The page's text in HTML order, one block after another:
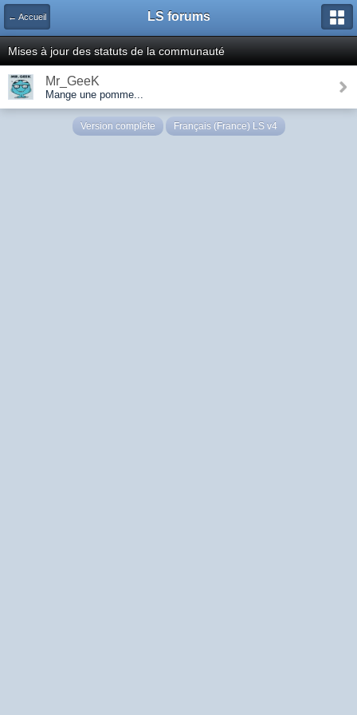
← Accueil LS forums
Mises à jour des statuts de la communauté
Mr_GeeK
Mange une pomme...
Version complète Français (France) LS v4